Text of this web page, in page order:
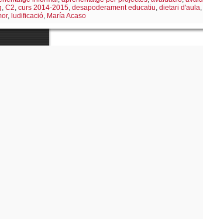
, C2, curs 2014-2015, desapoderament educatiu, dietari d'aula,
, ludificació, María Acaso